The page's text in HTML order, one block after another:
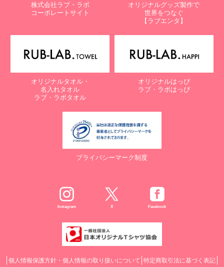
株式会社ラブ・ラボ
コーポレートサイト
オリジナルグッズ製作で
世界をつなぐ
【ラブエンタ】
オリジナルタオル・
名入れタオル
ラブ・ラボタオル
オリジナルはっぴ
ラブ・ラボはっぴ
プライバシーマーク制度
Instagram X Facebook
個人情報保護方針・個人情報の取り扱いについて 特定商取引法に基づく表記